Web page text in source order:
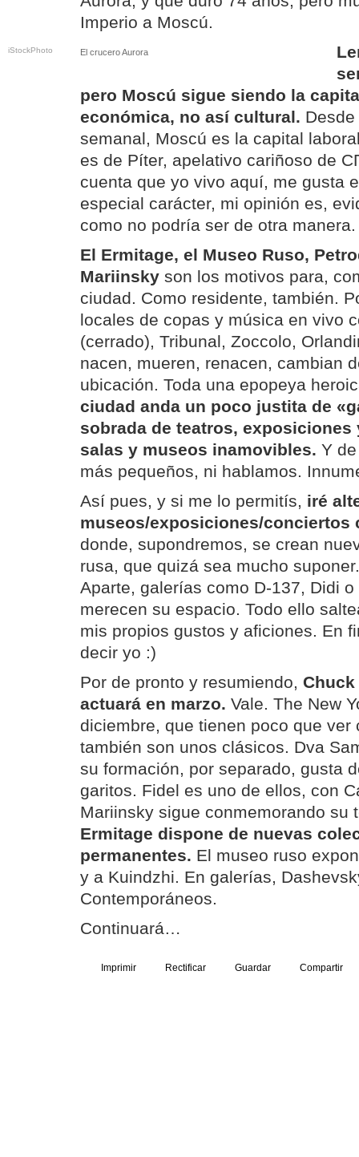
Imperio a Moscú.
iStockPhoto El crucero Aurora
pero Moscú sigue siendo la
económica, no así cultural.
semanal, Moscú es la capital
es de Píter, apelativo cariñoso de
cuenta que yo vivo aquí, me gusta
especial carácter, mi opinión es,
como no podría ser de otra manera.
El Ermitage, el Museo Ruso,
Mariinsky son los motivos para,
ciudad. Como residente, también.
locales de copas y música en vivo
(cerrado), Tribunal, Zoccolo,
nacen, mueren, renacen, cambian
ubicación. Toda una epopeya
ciudad anda un poco justita de
sobrada de teatros, exposiciones
salas y museos inamovibles. Y
más pequeños, ni hablamos.
Así pues, y si me lo permitís, iré
museos/exposiciones/conciertos
donde, supondremos, se crean
rusa, que quizá sea mucho
Aparte, galerías como D-137, Didi
merecen su espacio. Todo ello
mis propios gustos y aficiones. En
decir yo :)
Por de pronto y resumiendo,
actuará en marzo. Vale. The New
diciembre, que tienen poco que ver
también son unos clásicos. Dva
su formación, por separado, gusta
garitos. Fidel es uno de ellos, con
Mariinsky sigue conmemorando su
Ermitage dispone de nuevas
permanentes. El museo ruso
y a Kuindzhi. En galerías,
Contemporáneos.
Continuará…
Imprimir Rectificar Guardar Compartir